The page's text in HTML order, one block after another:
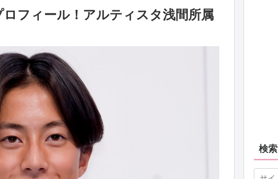
フィール！アルティスタ浅間所属
検索